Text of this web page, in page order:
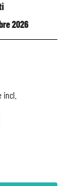
2026